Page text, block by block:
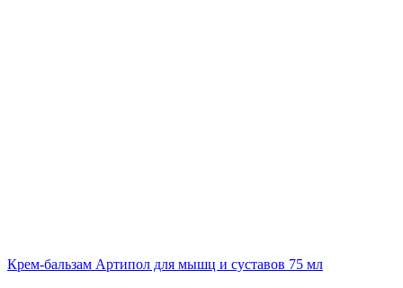
Крем-бальзам Артипол для мышц и суставов 75 мл